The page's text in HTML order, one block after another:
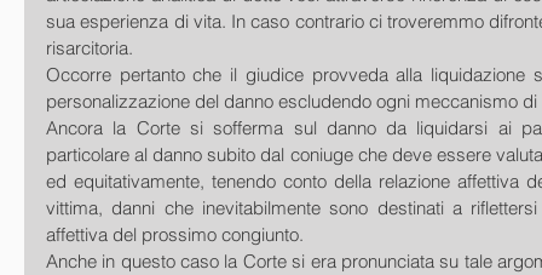
sua esperienza di vita. In caso contrario ci troveremmo
risarcitoria.
Occorre pertanto che il giudice provveda alla liquidazione
personalizzazione del danno escludendo ogni meccanismo
Ancora la Corte si sofferma sul danno da liquidarsi ai
particolare al danno subito dal coniuge che deve essere
ed equitativamente, tenendo conto della relazione affettiva
vittima, danni che inevitabilmente sono destinati a
affettiva del prossimo congiunto.
Anche in questo caso la Corte si era pronunciata su tale